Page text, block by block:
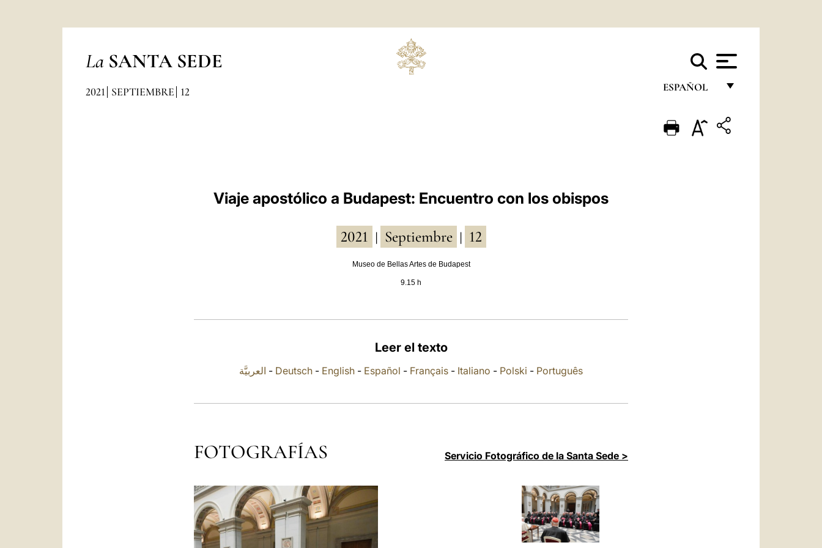
La SANTA SEDE
ESPAÑOL
ENGLISH
2021 SEPTIEMBRE 12
Viaje apostólico a Budapest: Encuentro con los obispos
2021 Septiembre 12
Museo de Bellas Artes de Budapest
9.15 h
Leer el texto
العربيَّة - Deutsch - English - Español - Français - Italiano - Polski - Português
FOTOGRAFÍAS Servicio Fotográfico de la Santa Sede >